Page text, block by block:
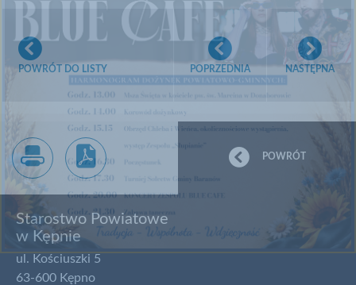
POWRÓT DO LISTY POPRZEDNIA NASTĘPNA
drukujzapisz jako pdf
POWRÓT
Starostwo Powiatowe
w Kępnie
ul. Kościuszki 5
63-600 Kępno